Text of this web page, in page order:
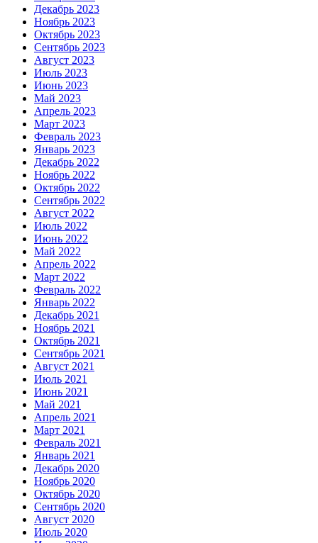
Декабрь 2023
Ноябрь 2023
Октябрь 2023
Сентябрь 2023
Август 2023
Июль 2023
Июнь 2023
Май 2023
Апрель 2023
Март 2023
Февраль 2023
Январь 2023
Декабрь 2022
Ноябрь 2022
Октябрь 2022
Сентябрь 2022
Август 2022
Июль 2022
Июнь 2022
Май 2022
Апрель 2022
Март 2022
Февраль 2022
Январь 2022
Декабрь 2021
Ноябрь 2021
Октябрь 2021
Сентябрь 2021
Август 2021
Июль 2021
Июнь 2021
Май 2021
Апрель 2021
Март 2021
Февраль 2021
Январь 2021
Декабрь 2020
Ноябрь 2020
Октябрь 2020
Сентябрь 2020
Август 2020
Июль 2020